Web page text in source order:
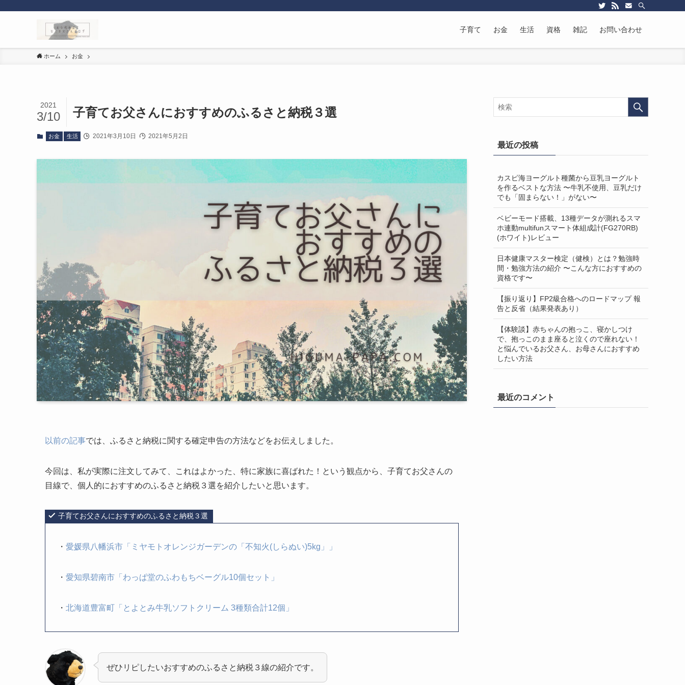
子育て お金 生活 資格 雑記 お問い合わせ
ホーム お金
子育てお父さんにおすすめのふるさと納税３選
2021
3/10
お金 生活 2021年3月10日 2021年5月2日
以前の記事では、ふるさと納税に関する確定申告の方法などをお伝えしました。
今回は、私が実際に注文してみて、これはよかった、特に家族に喜ばれた！という観点から、子育てお父さんの
目線で、個人的におすすめのふるさと納税３選を紹介したいと思います。
子育てお父さんにおすすめのふるさと納税３選
・ 愛媛県八幡浜市「ミヤモトオレンジガーデンの「不知火(しらぬい)5kg」」
・ 愛知県碧南市「わっぱ堂のふわもちベーグル10個セット」
・ 北海道豊富町「とよとみ牛乳ソフトクリーム 3種類合計12個」
ぜひリピしたいおすすめのふるさと納税３線の紹介です。
最近の投稿
カスピ海ヨーグルト種菌から豆乳ヨーグルト
を作るベストな方法 〜牛乳不使用、豆乳だけ
でも「固まらない！」がない〜
ベビーモード搭載、13種データが測れるスマ
ホ連動multifunスマート体組成計(FG270RB)
(ホワイト)レビュー
日本健康マスター検定（健検）とは？勉強時
間・勉強方法の紹介 〜こんな方におすすめの
資格です〜
【振り返り】FP2級合格へのロードマップ 報
告と反省（結果発表あり）
【体験談】赤ちゃんの抱っこ、寝かしつけ
で、抱っこのまま座ると泣くので座れない！
と悩んでいるお父さん、お母さんにおすすめ
したい方法
最近のコメント